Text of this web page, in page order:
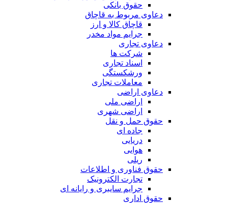
حقوق بانکی
دعاوی مربوط به قاچاق
قاچاق کالا و ارز
جرایم مواد مخدر
دعاوی تجاری
شرکت ها
اسناد تجاری
ورشکستگی
معاملات تجاری
دعاوی اراضی
اراضی ملی
اراضی شهری
حقوق حمل و نقل
جاده ای
دریایی
هوایی
ریلی
حقوق فناوری و اطلاعات
تجارت الکترونیک
جرایم سایبری و رایانه ای
حقوق اداری